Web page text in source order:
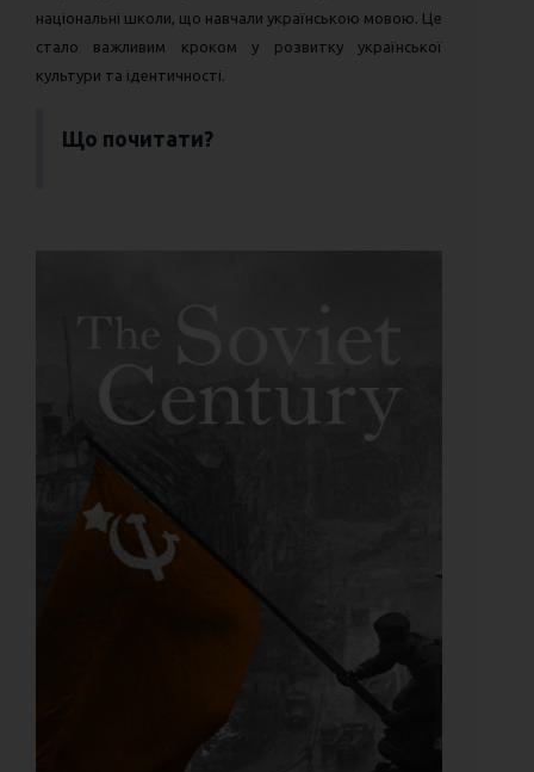
національні школи, що навчали українською мовою. Це
стало важливим кроком у розвитку української
культури та ідентичності.
Що почитати?